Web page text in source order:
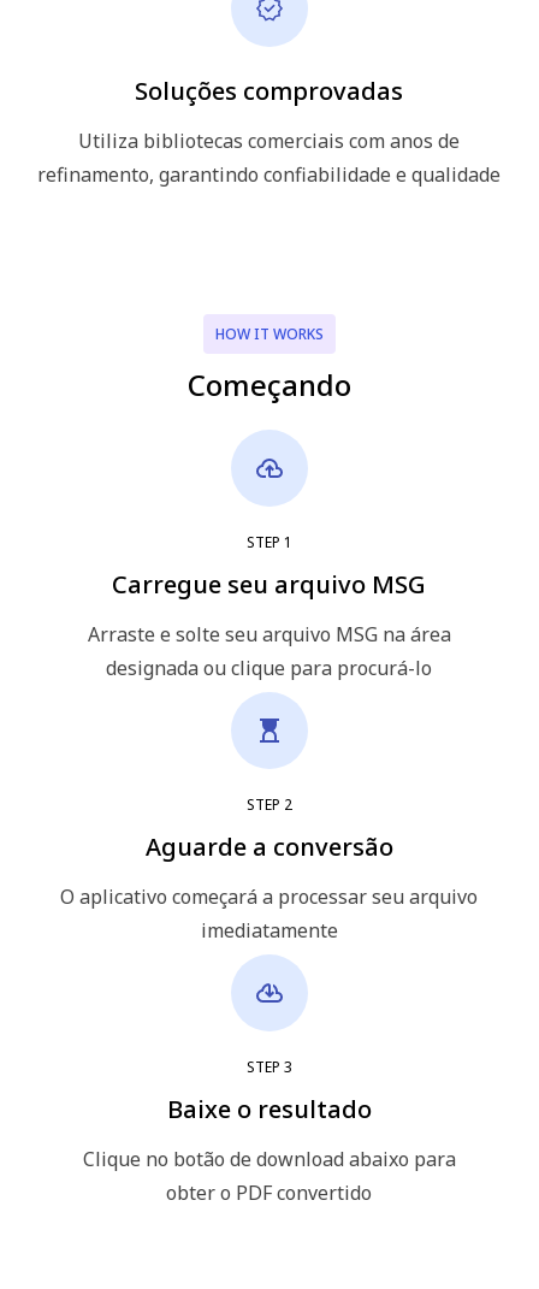
Soluções comprovadas
Utiliza bibliotecas comerciais com anos de
refinamento, garantindo confiabilidade e qualidade
HOW IT WORKS
Começando
STEP 1
Carregue seu arquivo MSG
Arraste e solte seu arquivo MSG na área
designada ou clique para procurá-lo
STEP 2
Aguarde a conversão
O aplicativo começará a processar seu arquivo
imediatamente
STEP 3
Baixe o resultado
Clique no botão de download abaixo para
obter o PDF convertido